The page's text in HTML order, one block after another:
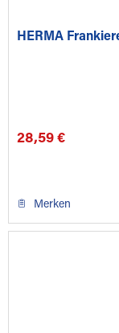
HERMA
28,59 €
Merken